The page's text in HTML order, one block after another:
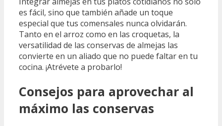
es fácil, sino que también añade un toque
especial que tus comensales nunca olvidarán.
Tanto en el arroz como en las croquetas, la
versatilidad de las conservas de almejas las
convierte en un aliado que no puede faltar en tu
cocina. ¡Atrévete a probarlo!
Consejos para aprovechar al
máximo las conservas